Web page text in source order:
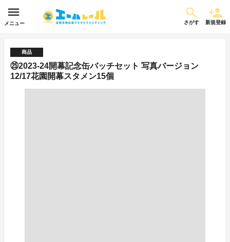
メニュー さがす 新規登録
商品
㉕2023-24開幕記念缶バッチセット 写真バージョン
12/17花園開幕スタメン15個